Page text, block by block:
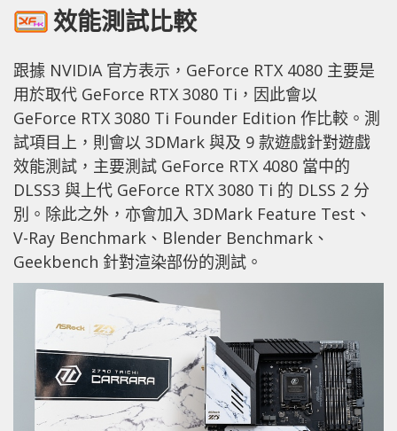
效能測試比較
跟據 NVIDIA 官方表示，GeForce RTX 4080 主要是
用於取代 GeForce RTX 3080 Ti，因此會以
GeForce RTX 3080 Ti Founder Edition 作比較。測
試項目上，則會以 3DMark 與及 9 款遊戲針對遊戲
效能測試，主要測試 GeForce RTX 4080 當中的
DLSS3 與上代 GeForce RTX 3080 Ti 的 DLSS 2 分
別。除此之外，亦會加入 3DMark Feature Test、
V-Ray Benchmark、Blender Benchmark、
Geekbench 針對渲染部份的測試。